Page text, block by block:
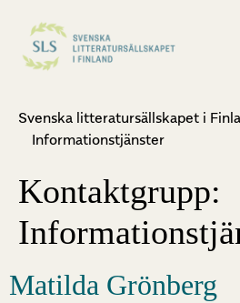
Svenska litteratursällskapet i
Informationstjänster
Kontaktgrupp:
Matilda Grönberg